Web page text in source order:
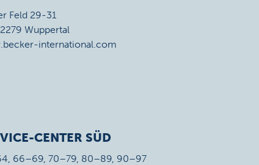
Feld 29-31
Wuppertal
international.com
CENTER SÜD
66–69, 70–79, 80–89, 90–97